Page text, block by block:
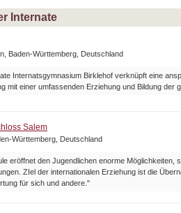
Internate
Baden-Württemberg, Deutschland
Internatsgymnasium Birklehof verknüpft eine
mit einer umfassenden Erziehung und Bildung der
Salem
Württemberg, Deutschland
eröffnet den Jugendlichen enorme Möglichkeiten,
ZIel der internationalen Erziehung ist die
für sich und andere."